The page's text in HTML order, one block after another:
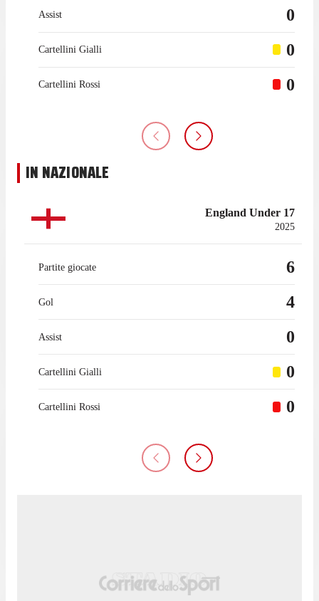
Assist 0
Cartellini Gialli 0
Cartellini Rossi 0
IN NAZIONALE
England Under 17
2025
Partite giocate 6
Gol 4
Assist 0
Cartellini Gialli 0
Cartellini Rossi 0